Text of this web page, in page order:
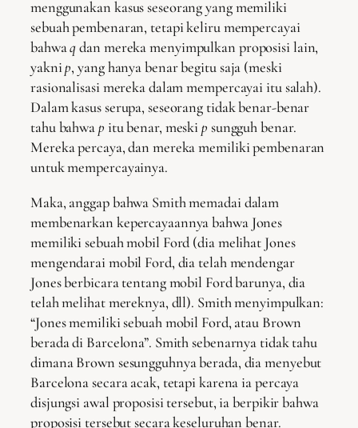
menggunakan kasus seseorang yang memiliki
sebuah pembenaran, tetapi keliru mempercayai
bahwaqdan mereka menyimpulkan proposisi lain,
yaknip, yang hanya benar begitu saja (meski
rasionalisasi mereka dalam mempercayai itu salah).
Dalam kasus serupa, seseorang tidak benar-benar
tahu bahwap itu benar, meskip sungguh benar.
Mereka percaya, dan mereka memiliki pembenaran
untuk mempercayainya.
Maka, anggap bahwa Smith memadai dalam
membenarkan kepercayaannya bahwa Jones
memiliki sebuah mobil Ford (dia melihat Jones
mengendarai mobil Ford, dia telah mendengar
Jones berbicara tentang mobil Ford barunya, dia
telah melihat mereknya, dll). Smith menyimpulkan:
“Jones memiliki sebuah mobil Ford, atau Brown
berada di Barcelona”. Smith sebenarnya tidak tahu
dimana Brown sesungguhnya berada, dia menyebut
Barcelona secara acak, tetapi karena ia percaya
disjungsi awal proposisi tersebut, ia berpikir bahwa
proposisi tersebut secara keseluruhan benar.